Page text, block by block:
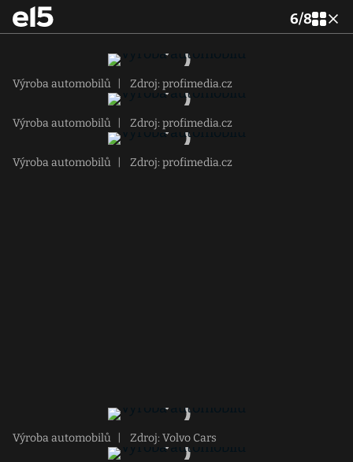
6/8
Výroba automobilů Zdroj: profimedia.cz
Výroba automobilů Zdroj: profimedia.cz
Výroba automobilů Zdroj: profimedia.cz
Výroba automobilů Zdroj: Volvo Cars